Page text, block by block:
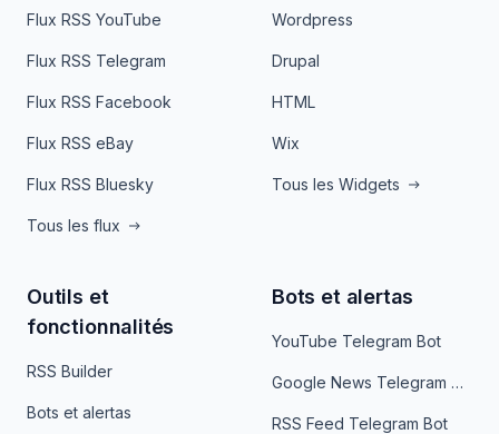
Flux RSS YouTube
Flux RSS Telegram
Flux RSS Facebook
Flux RSS eBay
Flux RSS Bluesky
Tous les flux
Wordpress
Drupal
HTML
Wix
Tous les Widgets
Outils et
fonctionnalités
RSS Builder
Bots et alertas
Bots et alertas
YouTube Telegram Bot
Google News Telegram Bot
RSS Feed Telegram Bot